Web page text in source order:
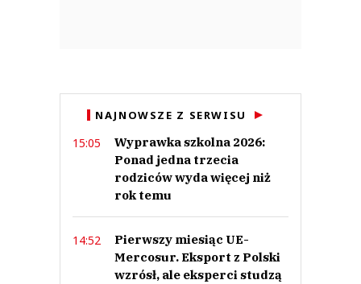
NAJNOWSZE Z SERWISU
15:05
Wyprawka szkolna 2026:
Ponad jedna trzecia
rodziców wyda więcej niż
rok temu
14:52
Pierwszy miesiąc UE-
Mercosur. Eksport z Polski
wzrósł, ale eksperci studzą